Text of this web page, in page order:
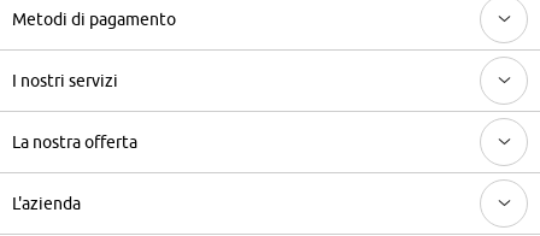
Metodi di pagamento
I nostri servizi
La nostra offerta
L'azienda